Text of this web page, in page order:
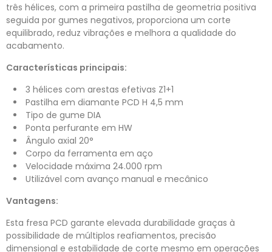
três hélices, com a primeira pastilha de geometria positiva
seguida por gumes negativos, proporciona um corte
equilibrado, reduz vibrações e melhora a qualidade do
acabamento.
Características principais:
3 hélices com arestas efetivas Z1+1
Pastilha em diamante PCD H 4,5 mm
Tipo de gume DIA
Ponta perfurante em HW
Ângulo axial 20°
Corpo da ferramenta em aço
Velocidade máxima 24.000 rpm
Utilizável com avanço manual e mecânico
Vantagens:
Esta fresa PCD garante elevada durabilidade graças à
possibilidade de múltiplos reafiamentos, precisão
dimensional e estabilidade de corte mesmo em operações